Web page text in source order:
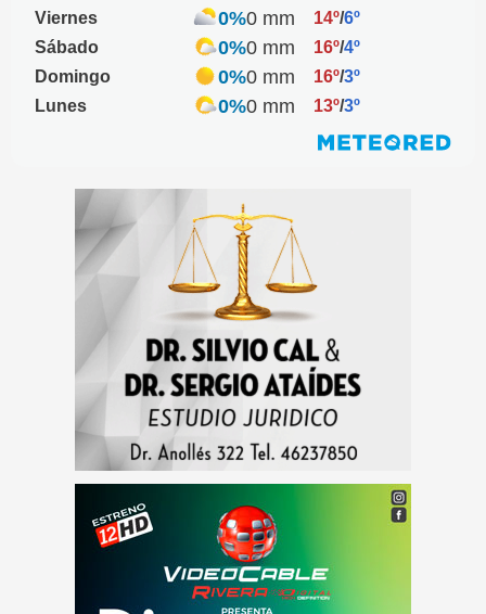
Viernes 0%0 mm 14º/6º
Sábado
0%0 mm 16º/4º
Domingo
0%0 mm 16º/3º
Lunes
0%0 mm 13º/3º